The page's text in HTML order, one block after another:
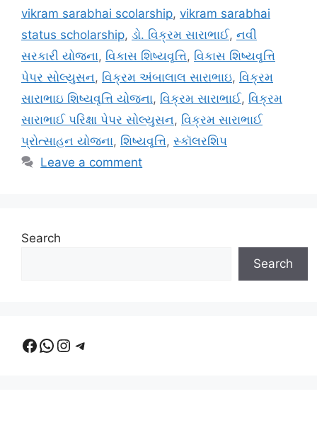
vikram sarabhai scolarship, vikram sarabhai
status scholarship, ડો. વિક્રમ સારાભાઈ, નવી
સરકારી યોજના, વિકાસ શિષ્યવૃત્તિ, વિકાસ શિષ્યવૃત્તિ
પેપર સોલ્યુસન, વિક્રમ અંબાલાલ સારાભાઇ, વિક્રમ
સારાભાઇ શિષ્યવૃત્તિ યોજના, વિક્રમ સારાભાઈ, વિક્રમ
સારાભાઈ પરિક્ષા પેપર સોલ્યુસન, વિક્રમ સારાભાઈ
પ્રોત્સાહન યોજના, શિષ્યવૃત્તિ, સ્કૉલરશિપ
Leave a comment
Search
Search
Facebook
WhatsApp
Instagram
Telegram